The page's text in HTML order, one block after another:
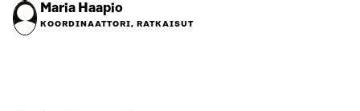
Maria Haapio
KOORDINAATTORI, RATKAISUT